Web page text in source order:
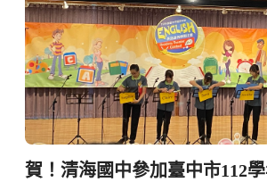
賀！清海國中參加臺中市112